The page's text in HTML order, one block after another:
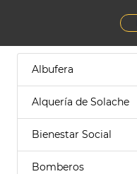
Albufera
Alquería de Solache
Bienestar Social
Bomberos